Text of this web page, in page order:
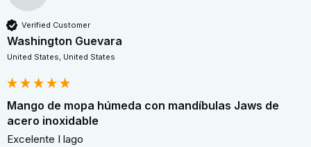
Verified Customer
Washington Guevara
United States, United States
Mango de mopa húmeda con mandíbulas Jaws de
acero inoxidable
Excelente I lago